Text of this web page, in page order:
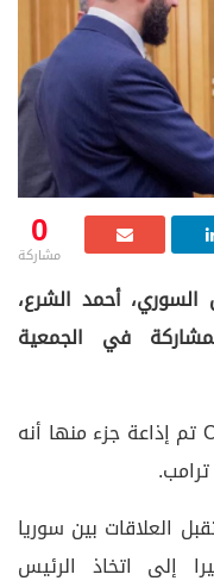
0
مشاركة
أحمد الشرع،
في الجمعية
وذكر الشرع خلال مقابلة مع قناة CBS تم إذاعة جزء منها أنه
العلاقات بين سوريا
إلى اتخاذ الرئيس